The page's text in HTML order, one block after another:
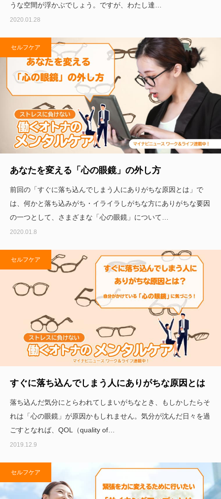
うな空間が浮かぶでしょう。ですが、わたし達…
2020.01.28
セルフケア
あなたを変える「心の眼鏡」の外し方
前回の「すぐに落ち込んでしまう人にありがちな原因とは」で
は、何かと落ち込みがち・イライラしがちな方にありがちな要因
の一つとして、さまざまな「心の眼鏡」について…
2020.01.8
セルフケア
すぐに落ち込んでしまう人にありがちな原因とは
落ち込んだ気分にとらわれてしまいがちなとき、もしかしたらそ
れは「心の眼鏡」が原因かもしれません。気分が沈んだ日々を過
ごすとなれば、QOL（quality of…
2019.12.9
セルフケア